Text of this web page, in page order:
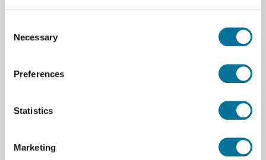
Selection
Necessary
Preferences
Statistics
Marketing
100362